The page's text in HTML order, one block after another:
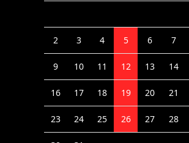
2 3 4 5 6 7
9 10 11 12 13 14
16 17 18 19 20 21
23 24 25 26 27 28